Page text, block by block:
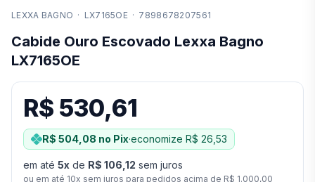
LEXXA BAGNO · LX7165OE · 7898678207561
Cabide Ouro Escovado Lexxa Bagno
LX7165OE
R$ 530,61
R$ 504,08 no Pix·economize R$ 26,53
em até 5x de R$ 106,12 sem juros
ou em até 10x sem juros para pedidos acima de R$ 1.000,00